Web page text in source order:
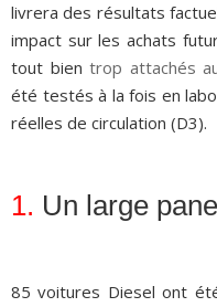
livrera des résultats
impact sur les achats
tout bientrop attachés
été testés à la fois en
réelles de circulation (D3).
1. Un large
85 voitures Diesel ont